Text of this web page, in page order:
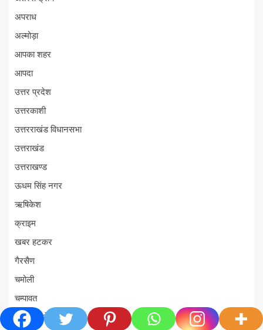
अपराध
अल्मोड़ा
आपका शहर
आपदा
उत्तर प्रदेश
उत्तरकाशी
उत्तरराखंड विधानसभा
उत्तराखंड
उत्तराखण्ड
ऊधम सिंह नगर
ऋषिकेश
क्राइम
खबर हटकर
गैरसैण
चमोली
चम्पावत
चलो चले देवभूमि